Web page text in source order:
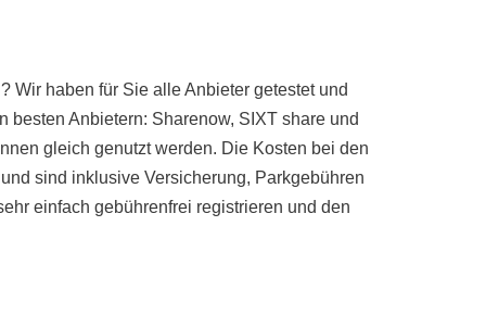
Wir haben für Sie alle Anbieter getestet und
besten Anbietern: Sharenow, SIXT share und
gleich genutzt werden. Die Kosten bei den
sind inklusive Versicherung, Parkgebühren
einfach gebührenfrei registrieren und den